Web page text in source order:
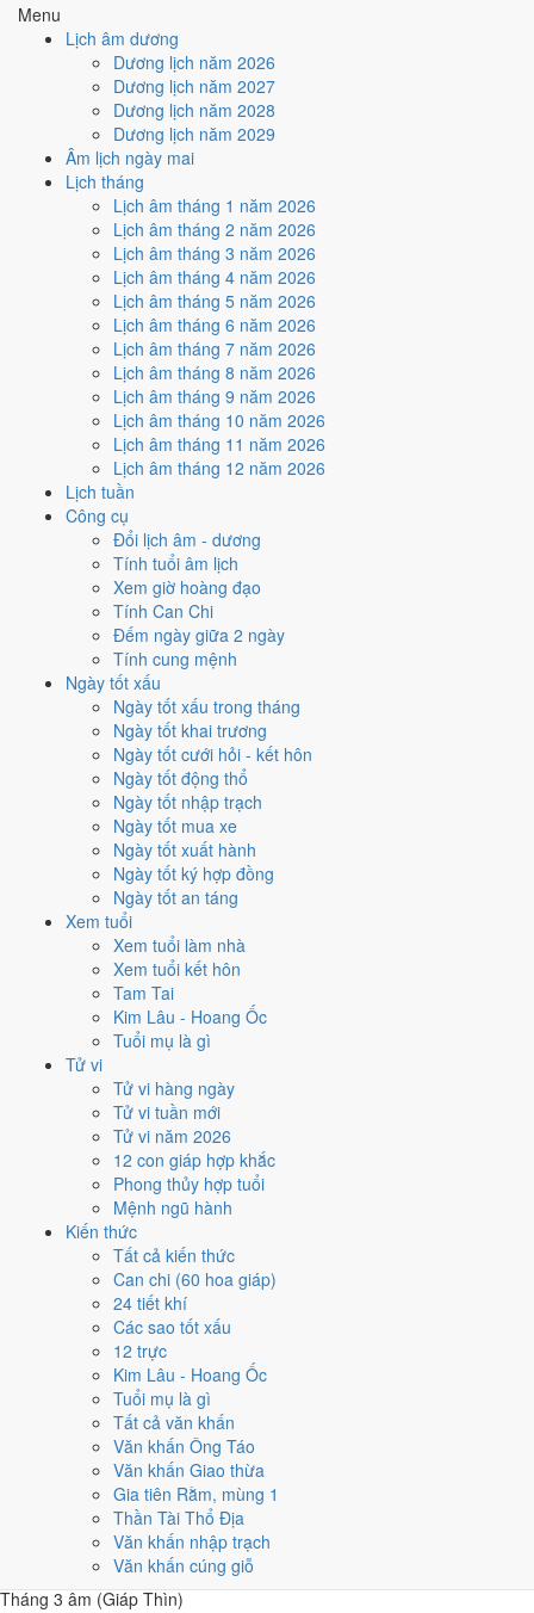
Menu
Lịch âm dương
Dương lịch năm 2026
Dương lịch năm 2027
Dương lịch năm 2028
Dương lịch năm 2029
Âm lịch ngày mai
Lịch tháng
Lịch âm tháng 1 năm 2026
Lịch âm tháng 2 năm 2026
Lịch âm tháng 3 năm 2026
Lịch âm tháng 4 năm 2026
Lịch âm tháng 5 năm 2026
Lịch âm tháng 6 năm 2026
Lịch âm tháng 7 năm 2026
Lịch âm tháng 8 năm 2026
Lịch âm tháng 9 năm 2026
Lịch âm tháng 10 năm 2026
Lịch âm tháng 11 năm 2026
Lịch âm tháng 12 năm 2026
Lịch tuần
Công cụ
Đổi lịch âm - dương
Tính tuổi âm lịch
Xem giờ hoàng đạo
Tính Can Chi
Đếm ngày giữa 2 ngày
Tính cung mệnh
Ngày tốt xấu
Ngày tốt xấu trong tháng
Ngày tốt khai trương
Ngày tốt cưới hỏi - kết hôn
Ngày tốt động thổ
Ngày tốt nhập trạch
Ngày tốt mua xe
Ngày tốt xuất hành
Ngày tốt ký hợp đồng
Ngày tốt an táng
Xem tuổi
Xem tuổi làm nhà
Xem tuổi kết hôn
Tam Tai
Kim Lâu - Hoang Ốc
Tuổi mụ là gì
Tử vi
Tử vi hàng ngày
Tử vi tuần mới
Tử vi năm 2026
12 con giáp hợp khắc
Phong thủy hợp tuổi
Mệnh ngũ hành
Kiến thức
Tất cả kiến thức
Can chi (60 hoa giáp)
24 tiết khí
Các sao tốt xấu
12 trực
Kim Lâu - Hoang Ốc
Tuổi mụ là gì
Tất cả văn khấn
Văn khấn Ông Táo
Văn khấn Giao thừa
Gia tiên Rằm, mùng 1
Thần Tài Thổ Địa
Văn khấn nhập trạch
Văn khấn cúng giỗ
Địa Chi
Dương ·
Con Tỵ
Địa Chi Tỵ thuộc hành Hỏa; đặt cạnh Can Đinh
thì cùng hành Hỏa (tỷ hòa).
Thổ· Sa
Trung
Thổ
Nghĩa "Đất pha cát", thuộc hành Thổ, ứng với
cặp can chi Bính Thìn và Đinh Tỵ.
Thái Tuế
HỏaTỵ
(chính
cung)
giải đầu năm.
Đỏ Xanh
lá
Kích hoạt vận khí, dùng cho trang phục, vật
phẩm phong thủy.
183 /182
ngày
Một tiêu chí thành phần, xét riêng bộ sao ngày.
Xem cơ chế ở bàisao Hoàng Đạo
Đạo.
Luận giải ngũ hành, Thái Tuế và màu hợp ở trên là quan niệm dân
gian. Nguồn tham chiếu:Tam Mệnh Thông Hội
Phương Thư. Dùng để tham khảo khi chọn thời điểm, không phải kết
luận khoa học.
Vận 6 Lục Bạch Kiền Kim ảnh
hưởng gì tới năm 1977?
Vận 6 lấy hànhKim làm chủ, đóng ở Kiền · Tây Bắc. Năm 1977 mang
Can Đinh hành Hỏa. So với hành Vận thì
. Theo Huyền Không, đây là năm cần giữ thế, tránh mở rộng dàn
Lục Bạch Kiền Kim
Vận 6 · Trung Nguyên · 1964 - 1983
Kiền · Tây Bắc
Lục Bạch (6)
Lịch âm dương 12 tháng năm
1977 có gì đáng chú ý?
12 tháng dương năm 1977 trải trên các tháng âm từ
năm Bính Thìnđếntháng 11 âm năm Đinh Tỵ
tháng nhuận âm
Năm 1977 có
86 ngày từ mức Tốt trở lên
với 10 ngày. Ít nhất là tháng 10, chỉ 5 ngày, nên tránh xếp việc lớn
Các mốc lớn rơi vào:Ông Công Ông Táo 10/2
Lễ Vu Lan 29/8,Tết Trung Thu 27/9
nhanh 12 tháng theo số ngày tốt, còn lưới ngày của từng tháng nằm
ngay sau đó.
Tháng 11 âm (Canh Tý)
Tháng 12 âm (Tân Sửu)
Tháng 1 âm (Nhâm Dần)
Tháng 2 âm (Quý Mão)
Tháng 3 âm (Giáp Thìn)